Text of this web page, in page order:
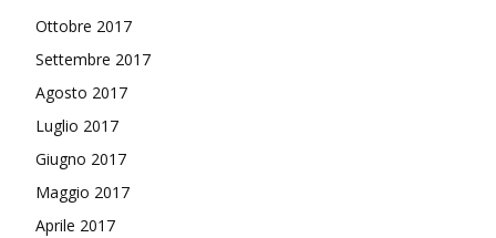
Ottobre 2017
Settembre 2017
Agosto 2017
Luglio 2017
Giugno 2017
Maggio 2017
Aprile 2017